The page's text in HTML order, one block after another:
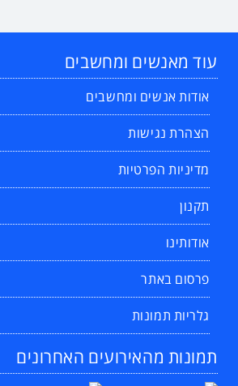
עוד מאנשים ומחשבים
אודות אנשים ומחשבים
הצהרת נגישות
מדיניות הפרטיות
תקנון
אודותינו
פרסום באתר
גלריות תמונות
תמונות מהאירועים האחרונים